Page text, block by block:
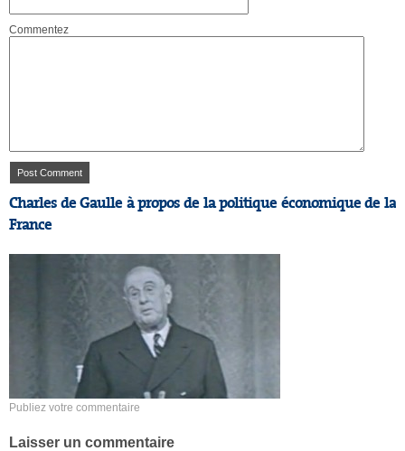
Commentez
Charles de Gaulle à propos de la politique économique de la
France
Publiez votre commentaire
Laisser un commentaire